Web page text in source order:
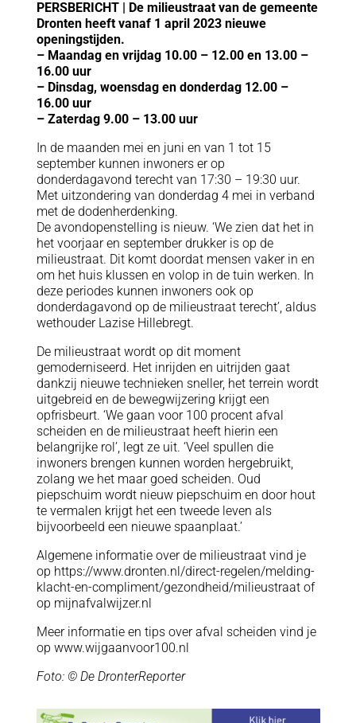
PERSBERICHT | De milieustraat van de gemeente
Dronten heeft vanaf 1 april 2023 nieuwe
openingstijden.
– Maandag en vrijdag 10.00 – 12.00 en 13.00 –
16.00 uur
– Dinsdag, woensdag en donderdag 12.00 –
16.00 uur
– Zaterdag 9.00 – 13.00 uur
In de maanden mei en juni en van 1 tot 15
september kunnen inwoners er op
donderdagavond terecht van 17:30 – 19:30 uur.
Met uitzondering van donderdag 4 mei in verband
met de dodenherdenking.
De avondopenstelling is nieuw. ‘We zien dat het in
het voorjaar en september drukker is op de
milieustraat. Dit komt doordat mensen vaker in en
om het huis klussen en volop in de tuin werken. In
deze periodes kunnen inwoners ook op
donderdagavond op de milieustraat terecht’, aldus
wethouder Lazise Hillebregt.
De milieustraat wordt op dit moment
gemoderniseerd. Het inrijden en uitrijden gaat
dankzij nieuwe technieken sneller, het terrein wordt
uitgebreid en de bewegwijzering krijgt een
opfrisbeurt. ‘We gaan voor 100 procent afval
scheiden en de milieustraat heeft hierin een
belangrijke rol’, legt ze uit. ‘Veel spullen die
inwoners brengen kunnen worden hergebruikt,
zolang we het maar goed scheiden. Oud
piepschuim wordt nieuw piepschuim en door hout
te vermalen krijgt het een tweede leven als
bijvoorbeeld een nieuwe spaanplaat.’
Algemene informatie over de milieustraat vind je
op https://www.dronten.nl/direct-regelen/melding-
klacht-en-compliment/gezondheid/milieustraat of
op mijnafvalwijzer.nl
Meer informatie en tips over afval scheiden vind je
op www.wijgaanvoor100.nl
Foto: © De DronterReporter